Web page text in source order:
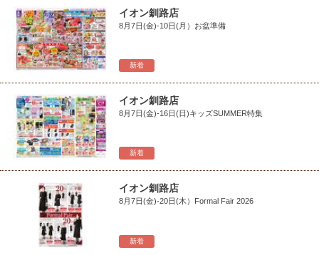
新着
イオン釧路店
8月7日(金)-10日(月）お盆準備
新着
イオン釧路店
8月7日(金)-16日(日)キッズSUMMER特集
新着
イオン釧路店
8月7日(金)-20日(木）Formal Fair 2026